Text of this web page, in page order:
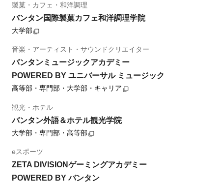
製菓・カフェ・和洋調理
バンタン国際製菓カフェ和洋調理学院
大学部
音楽・アーティスト・サウンドクリエイター
バンタンミュージックアカデミー
POWERED BY ユニバーサル ミュージック
高等部・専門部・大学部・キャリア
観光・ホテル
バンタン外語＆ホテル観光学院
大学部・専門部・高等部
eスポーツ
ZETA DIVISIONゲーミングアカデミー
POWERED BY バンタン